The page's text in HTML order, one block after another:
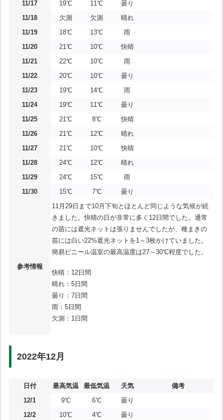
11/17 19℃ 11℃
曇り
11/18
欠測 欠測
晴れ
11/19
18℃ 13℃
雨
11/20
21℃ 10℃
快晴
11/21
22℃ 10℃
雨
11/22
20℃ 10℃
曇り
11/23
19℃ 14℃
雨
11/24
19℃ 11℃
曇り
11/25
21℃ 8℃
快晴
11/26
21℃ 12℃
晴れ
11/27
21℃ 10℃
快晴
11/28
24℃ 12℃
晴れ
11/29
24℃ 15℃
雨
11/30
15℃ 7℃ 曇り
参考情報
11月29日まで10月下旬とほとんど同じような気候が続
きました。快晴の日が非常に多く12日間でした。通常
の苗には遮光ネットは張りませんでしたが、種まきの
苗には白い22%遮光ネットを1～3枚かけていました。
簡易ビニール温室の最高温度は27～30℃程度でした。
快晴：12日間
晴れ：5日間
曇り：7日間
雨：5日間
欠測：1日間
2022年12月
日付 最高気温 最低気温 天気
備考
12/1
9℃ 6℃
曇り
12/2
10℃ 4℃
曇り